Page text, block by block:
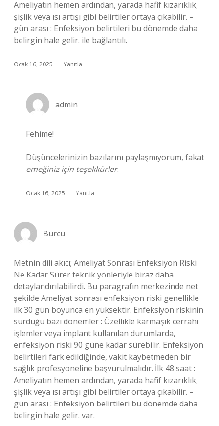
Ameliyatın hemen ardından, yarada hafif kızarıklık,
şişlik veya ısı artışı gibi belirtiler ortaya çıkabilir. –
gün arası : Enfeksiyon belirtileri bu dönemde daha
belirgin hale gelir. ile bağlantılı.
Ocak 16, 2025 Yanıtla
admin
Fehime!
Düşüncelerinizin bazılarını paylaşmıyorum, fakat
emeğiniz için teşekkürler.
Ocak 16, 2025 Yanıtla
Burcu
Metnin dili akıcı; Ameliyat Sonrası Enfeksiyon Riski
Ne Kadar Sürer teknik yönleriyle biraz daha
detaylandırılabilirdi. Bu paragrafın merkezinde net
şekilde Ameliyat sonrası enfeksiyon riski genellikle
ilk 30 gün boyunca en yüksektir. Enfeksiyon riskinin
sürdüğü bazı dönemler : Özellikle karmaşık cerrahi
işlemler veya implant kullanılan durumlarda,
enfeksiyon riski 90 güne kadar sürebilir. Enfeksiyon
belirtileri fark edildiğinde, vakit kaybetmeden bir
sağlık profesyoneline başvurulmalıdır. İlk 48 saat :
Ameliyatın hemen ardından, yarada hafif kızarıklık,
şişlik veya ısı artışı gibi belirtiler ortaya çıkabilir. –
gün arası : Enfeksiyon belirtileri bu dönemde daha
belirgin hale gelir. var.